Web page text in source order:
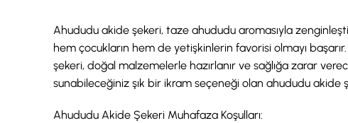
Ahududu akide şekeri, taze ahududu aromasıyla
hem çocukların hem de yetişkinlerin favorisi olmayı
şekeri, doğal malzemelerle hazırlanır ve sağlığa zarar
sunabileceğiniz şık bir ikram seçeneği olan ahududu akide
Ahududu Akide Şekeri Muhafaza Koşulları: